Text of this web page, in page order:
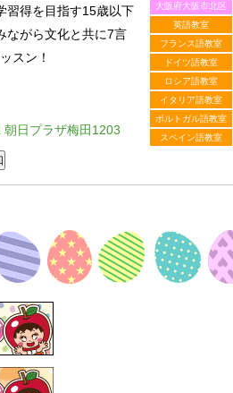
大阪府大阪市北区
英語教室
フランス語教室
ドイツ語教室
ロシア語教室
イタリア語教室
ポルトガル語教室
スペイン語教室
習得を目指す15歳以下
ながら文化と共に7言
スン！
日プラザ梅田1203